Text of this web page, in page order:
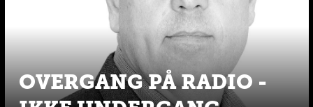
OVERGANG PÅ RADIO -